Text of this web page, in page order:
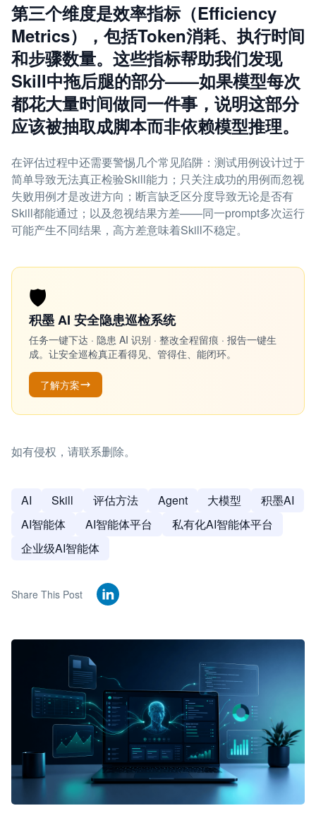
第三个维度是效率指标（Efficiency
Metrics），包括Token消耗、执行时间
和步骤数量。这些指标帮助我们发现
Skill中拖后腿的部分——如果模型每次
都花大量时间做同一件事，说明这部分
应该被抽取成脚本而非依赖模型推理。
在评估过程中还需要警惕几个常见陷阱：测试用例设计过于
简单导致无法真正检验Skill能力；只关注成功的用例而忽视
失败用例才是改进方向；断言缺乏区分度导致无论是否有
Skill都能通过；以及忽视结果方差——同一prompt多次运行
可能产生不同结果，高方差意味着Skill不稳定。
🛡️
积墨 AI 安全隐患巡检系统
任务一键下达 · 隐患 AI 识别 · 整改全程留痕 · 报告一键生
成。让安全巡检真正看得见、管得住、能闭环。
了解方案
如有侵权，请联系删除。
AI Skill 评估方法 Agent 大模型
积墨AI
AI智能体
AI智能体平台
私有化AI智能体平台
企业级AI智能体
Share This Post